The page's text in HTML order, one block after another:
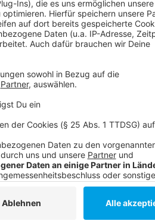
22.000 Kinder eine Düsseldorfer
vorerst 4.500 Schülerinnen und
notwendigen Umbauarbeiten an
und Links zum Thema:
Stadt
für Düsseldorfer Grundschüler